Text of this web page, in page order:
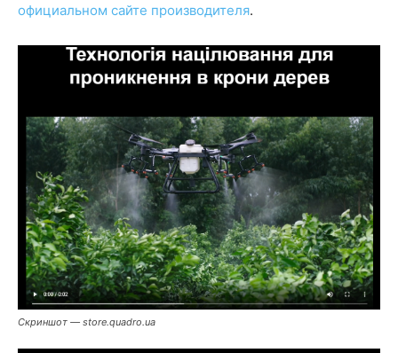
официальном сайте производителя.
Скриншот — store.quadro.ua